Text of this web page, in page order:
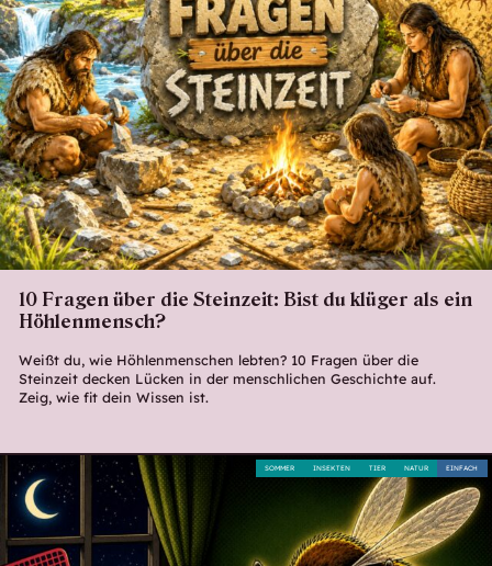
10 Fragen über die Steinzeit: Bist du klüger als ein
Höhlenmensch?
Weißt du, wie Höhlenmenschen lebten? 10 Fragen über die
Steinzeit decken Lücken in der menschlichen Geschichte auf.
Zeig, wie fit dein Wissen ist.
EINFACH
NATUR
TIER
INSEKTEN
SOMMER